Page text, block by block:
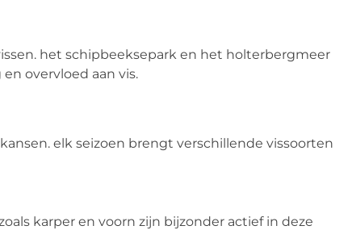
het schipbeeksepark en het holterbergmeer
overvloed aan vis.
elk seizoen brengt verschillende vissoorten
karper en voorn zijn bijzonder actief in deze